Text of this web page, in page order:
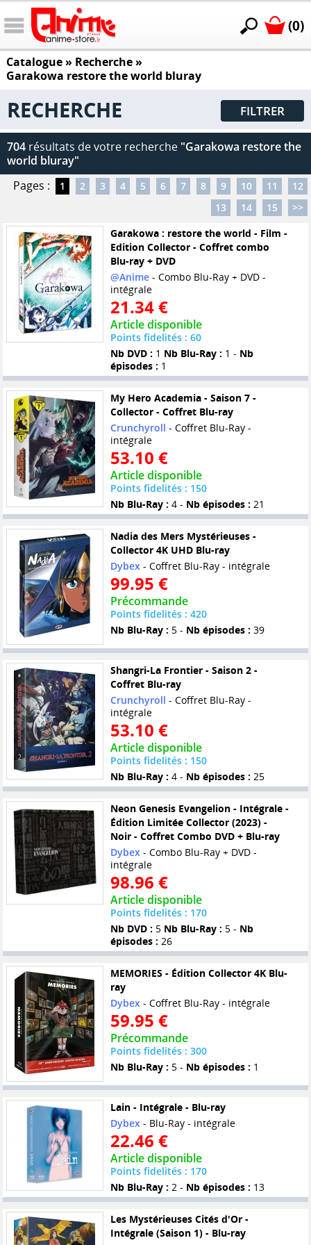
(0)
Catalogue» Recherche »
Garakowa restore the world bluray
RECHERCHE FILTRER
704 résultats de votre recherche "Garakowa restore the
world bluray"
Pages :
1 2 3 4 5 6 7 8 9 10 11
12
13
14 15
>>
Garakowa : restore the world - Film -
Edition Collector - Coffret combo
Blu-ray + DVD
@Anime- Combo Blu-Ray + DVD -
intégrale
21.34 €
Article disponible
Points fidelités : 60
Nb DVD : 1 Nb Blu-Ray : 1 - Nb
épisodes : 1
My Hero Academia - Saison 7 -
Collector - Coffret Blu-ray
Crunchyroll - Coffret Blu-Ray -
intégrale
53.10 €
Article disponible
Points fidelités : 150
Nb Blu-Ray : 4 - Nb épisodes : 21
Nadia des Mers Mystérieuses -
Collector 4K UHD Blu-ray
Dybex- Coffret Blu-Ray - intégrale
99.95 €
Précommande
Points fidelités : 420
Nb Blu-Ray : 5 - Nb épisodes : 39
Shangri-La Frontier - Saison 2 -
Coffret Blu-ray
Crunchyroll - Coffret Blu-Ray -
intégrale
53.10 €
Article disponible
Points fidelités : 150
Nb Blu-Ray : 4 - Nb épisodes : 25
Neon Genesis Evangelion - Intégrale -
Édition Limitée Collector (2023) -
Noir - Coffret Combo DVD + Blu-ray
Dybex- Combo Blu-Ray + DVD -
intégrale
98.96 €
Article disponible
Points fidelités : 170
Nb DVD : 5 Nb Blu-Ray : 5 - Nb
épisodes : 26
MEMORIES - Édition Collector 4K Blu-
ray
Dybex- Coffret Blu-Ray - intégrale
59.95 €
Précommande
Points fidelités : 300
Nb Blu-Ray : 5 - Nb épisodes : 1
Lain - Intégrale - Blu-ray
Dybex- Blu-Ray - intégrale
22.46 €
Article disponible
Points fidelités : 170
Nb Blu-Ray : 2 - Nb épisodes : 13
Les Mystérieuses Cités d'Or -
Intégrale (Saison 1) - Blu-ray